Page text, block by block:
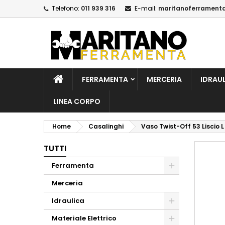
Telefono: 011 939 316 E-mail:
FERRAMENTA MERCERIA
LINEA CORPO
Home Casalinghi Vaso Twist-Off 53 Liscio
TUTTI
Ferramenta
Merceria
Idraulica
Materiale Elettrico